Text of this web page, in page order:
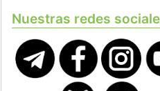
Nuestras redes